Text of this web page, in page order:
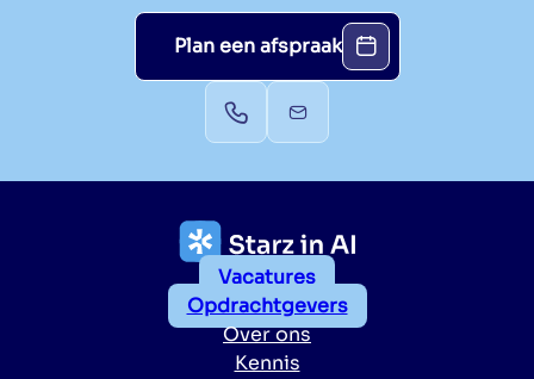
Plan een afspraak
Vacatures
Opdrachtgevers
Over ons
Kennis